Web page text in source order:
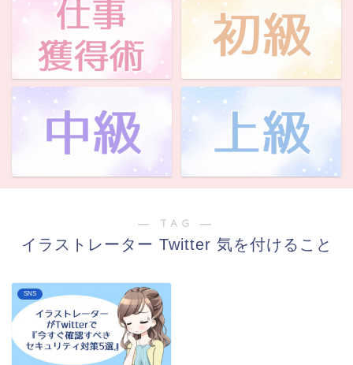
― TAG ―
イラストレーター Twitter 気を付けること
SNS